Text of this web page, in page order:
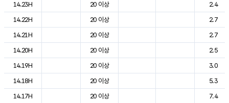
14.23H
20 이상
2.4
14.22H
20 이상
2.7
14.21H
20 이상
2.7
14.20H
20 이상
2.5
14.19H
20 이상
3.0
14.18H
20 이상
5.3
14.17H
20 이상
7.4